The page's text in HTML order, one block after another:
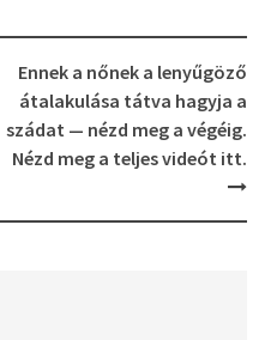
Ennek a nőnek a lenyűgöző
átalakulása tátva hagyja a
szádat — nézd meg a végéig.
Nézd meg a teljes videót itt.